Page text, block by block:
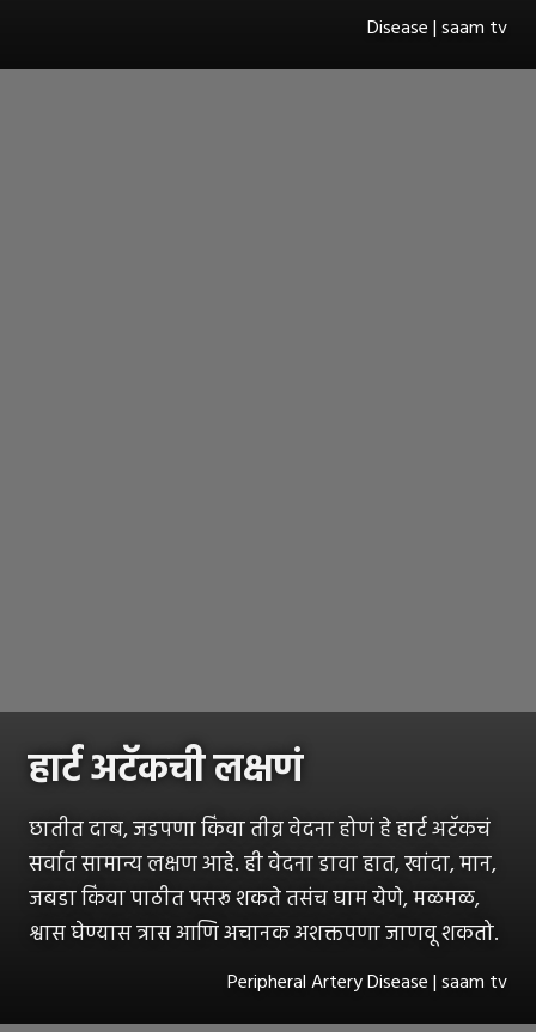
Disease | saam tv
हार्ट अटॅकची लक्षणं
छातीत दाब, जडपणा किंवा तीव्र वेदना होणं हे हार्ट अटॅकचं
सर्वात सामान्य लक्षण आहे. ही वेदना डावा हात, खांदा, मान,
जबडा किंवा पाठीत पसरू शकते तसंच घाम येणे, मळमळ,
श्वास घेण्यास त्रास आणि अचानक अशक्तपणा जाणवू शकतो.
Peripheral Artery Disease | saam tv